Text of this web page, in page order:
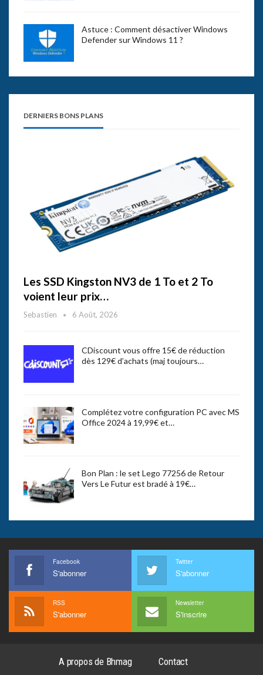
Astuce : Comment désactiver Windows
Defender sur Windows 11 ?
DERNIERS BONS PLANS
Les SSD Kingston NV3 de 1 To et 2 To
voient leur prix…
Sebastien 6 Août, 2026
CDiscount vous offre 15€ de réduction
dès 129€ d’achats (maj toujours…
Complétez votre configuration PC avec MS
Office 2024 à 19,99€ et…
Bon Plan : le set Lego 77256 de Retour
Vers Le Futur est bradé à 19€…
Facebook
S'abonner
Twitter
S'abonner
RSS
S'abonner
Newsletter
S'inscrire
A propos de Bhmag Contact